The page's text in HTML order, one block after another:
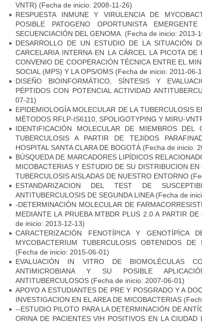
VNTR) (Fecha de inicio: 2008-11-26)
RESPUESTA INMUNE Y VIRULENCIA DE
POSIBLE PATOGENO OPORTUNISTA
SECUENCIACIÓN DEL GENOMA. (Fecha de inicio: 2013-
DESARROLLO DE UN ESTUDIO DE LA SITUACIÓN
CARCELARIA INTERNA EN LA CÁRCEL LA PICOTA DE
CONVENIO DE COOPERACIÓN TÉCNICA ENTRE EL
SOCIAL (MPS) Y LA OPS/OMS (Fecha de inicio: 2011-06-
DISEÑO BIOINFORMÁTICO, SÍNTESIS Y
PÉPTIDOS CON POTENCIAL ACTIVIDAD
07-21)
EPIDEMIOLOGÍA MOLECULAR DE LA TUBERCULOSIS
MÉTODOS RFLP-IS6110, SPOLIGOTYPING Y MIRU-
IDENTIFICACIÓN MOLECULAR DE MIEMBROS DEL
TUBERCULOSIS A PARTIR DE TEJIDOS
HOSPITAL SANTA CLARA DE BOGOTÁ (Fecha de inicio:
BÚSQUEDA DE MARCADORES LIPÍDICOS
MICOBACTERIAS Y ESTUDIO DE SU DISTRIBUCION
TUBERCULOSIS AISLADAS DE NUESTRO ENTORNO
ESTANDARIZACION DEL TEST DE
ANTITUBERCULOSIS DE SEGUNDA LINEA(Fecha de
-DETERMINACIÓN MOLECULAR DE
MEDIANTE LA PRUEBA MTBDR PLUS 2.0 A PARTIR
de inicio: 2013-12-13)
CARACTERIZACIÓN FENOTÍPICA Y GENOTÍPÌCA
MYCOBACTERIUM TUBERCULOSIS OBTENIDOS
(Fecha de inicio: 2015-06-01)
EVALUACIÓN IN VITRO DE BIOMOLÉCULAS
ANTIMICROBIANA Y SU POSIBLE
ANTITUBERCULOSOS (Fecha de inicio: 2007-06-01)
APOYO A ESTUDIANTES DE PRE Y POSGRADO Y A
INVESTIGACION EN EL AREA DE MICOBACTERIAS
--ESTUDIO PILOTO PARA LA DETERMINACIÓN DE
ORINA DE PACIENTES VIH POSITIVOS EN LA CIUDAD